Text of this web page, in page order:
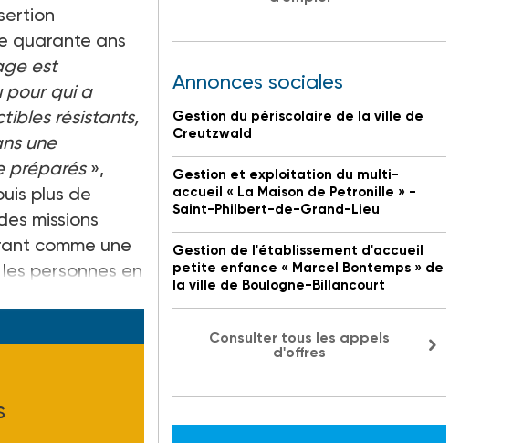
quarante ans
est
pour qui a
résistants,
une
préparés»,
plus de
missions
comme une
personnes en
Annonces sociales
Gestion du périscolaire de la ville de
Creutzwald
Gestion et exploitation du multi-
accueil « La Maison de Petronille » -
Saint-Philbert-de-Grand-Lieu
Gestion de l'établissement d'accueil
petite enfance « Marcel Bontemps » de
la ville de Boulogne-Billancourt
Consulter tous les appels
d'offres